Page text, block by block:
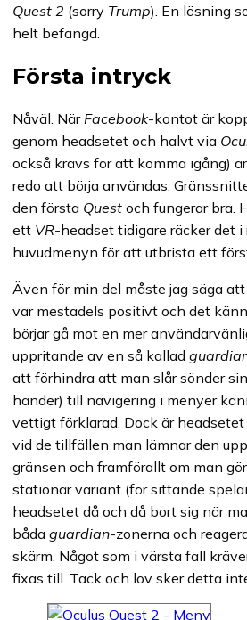
Quest 2 (sorry Trump). En lösning
helt befängd.
Första intryck
Nåväl. När Facebook-kontot är
genom headsetet och halvt via
också krävs för att komma igång)
redo att börja användas.
den första Quest och fungerar bra.
ett VR-headset tidigare räcker det i
huvudmenyn för att utbrista ett
Även för min del måste jag säga
var mestadels positivt och det
börjar gå mot en mer
uppritande av en så kallad
att förhindra att man slår sönder
händer) till navigering i menyer
vettigt förklarad. Dock är
vid de tillfällen man lämnar den
gränsen och framförallt om man
stationär variant (för sittande
headsetet då och då bort sig när
båda guardian-zonerna och
skärm. Något som i värsta fall
fixas till. Tack och lov sker detta